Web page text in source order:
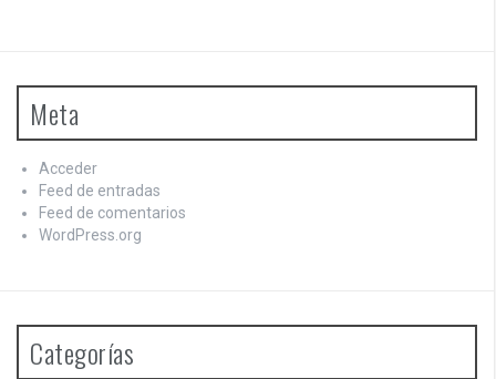
Meta
Acceder
Feed de entradas
Feed de comentarios
WordPress.org
Categorías